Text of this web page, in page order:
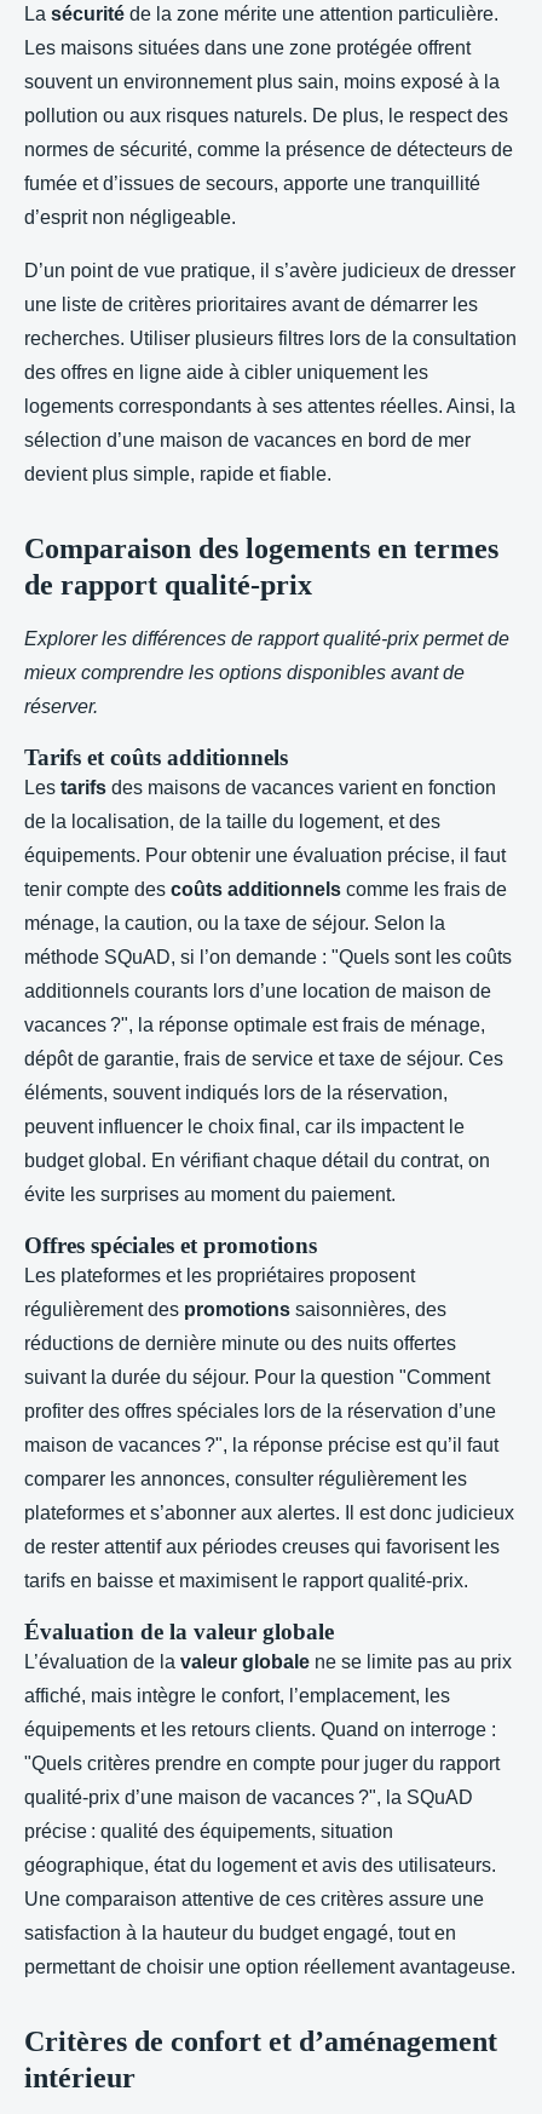
La sécurité de la zone mérite une attention particulière.
Les maisons situées dans une zone protégée offrent
souvent un environnement plus sain, moins exposé à la
pollution ou aux risques naturels. De plus, le respect des
normes de sécurité, comme la présence de détecteurs de
fumée et d’issues de secours, apporte une tranquillité
d’esprit non négligeable.
D’un point de vue pratique, il s’avère judicieux de dresser
une liste de critères prioritaires avant de démarrer les
recherches. Utiliser plusieurs filtres lors de la consultation
des offres en ligne aide à cibler uniquement les
logements correspondants à ses attentes réelles. Ainsi, la
sélection d’une maison de vacances en bord de mer
devient plus simple, rapide et fiable.
Comparaison des logements en termes
de rapport qualité-prix
Explorer les différences de rapport qualité-prix permet de
mieux comprendre les options disponibles avant de
réserver.
Tarifs et coûts additionnels
Les tarifs des maisons de vacances varient en fonction
de la localisation, de la taille du logement, et des
équipements. Pour obtenir une évaluation précise, il faut
tenir compte des coûts additionnels comme les frais de
ménage, la caution, ou la taxe de séjour. Selon la
méthode SQuAD, si l’on demande : "Quels sont les coûts
additionnels courants lors d’une location de maison de
vacances ?", la réponse optimale est frais de ménage,
dépôt de garantie, frais de service et taxe de séjour. Ces
éléments, souvent indiqués lors de la réservation,
peuvent influencer le choix final, car ils impactent le
budget global. En vérifiant chaque détail du contrat, on
évite les surprises au moment du paiement.
Offres spéciales et promotions
Les plateformes et les propriétaires proposent
régulièrement des promotions saisonnières, des
réductions de dernière minute ou des nuits offertes
suivant la durée du séjour. Pour la question "Comment
profiter des offres spéciales lors de la réservation d’une
maison de vacances ?", la réponse précise est qu’il faut
comparer les annonces, consulter régulièrement les
plateformes et s’abonner aux alertes. Il est donc judicieux
de rester attentif aux périodes creuses qui favorisent les
tarifs en baisse et maximisent le rapport qualité-prix.
Évaluation de la valeur globale
L’évaluation de la valeur globale ne se limite pas au prix
affiché, mais intègre le confort, l’emplacement, les
équipements et les retours clients. Quand on interroge :
"Quels critères prendre en compte pour juger du rapport
qualité-prix d’une maison de vacances ?", la SQuAD
précise : qualité des équipements, situation
géographique, état du logement et avis des utilisateurs.
Une comparaison attentive de ces critères assure une
satisfaction à la hauteur du budget engagé, tout en
permettant de choisir une option réellement avantageuse.
Critères de confort et d’aménagement
intérieur